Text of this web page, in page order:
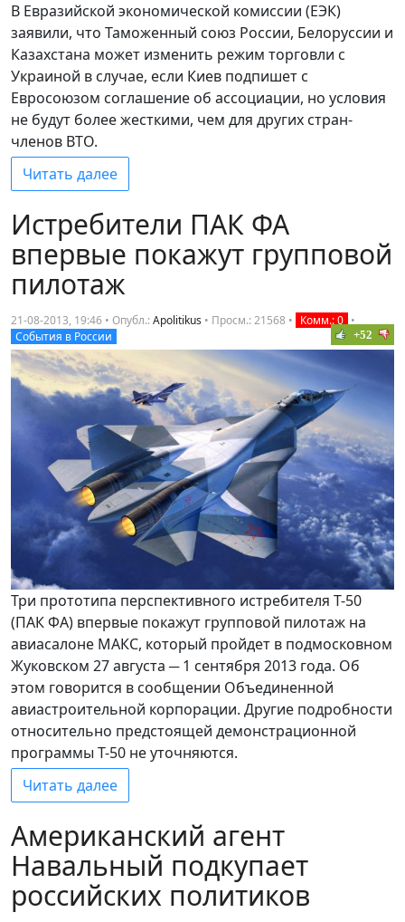
В Евразийской экономической комиссии (ЕЭК)
заявили, что Таможенный союз России, Белоруссии и
Казахстана может изменить режим торговли с
Украиной в случае, если Киев подпишет с
Евросоюзом соглашение об ассоциации, но условия
не будут более жесткими, чем для других стран-
членов ВТО.
Читать далее
Истребители ПАК ФА
впервые покажут групповой
пилотаж
21-08-2013, 19:46 • Опубл.:Apolitikus • Просм.: 21568 • Комм.: 0 •
События в России
+52
Три прототипа перспективного истребителя Т-50
(ПАК ФА) впервые покажут групповой пилотаж на
авиасалоне МАКС, который пройдет в подмосковном
Жуковском 27 августа ─ 1 сентября 2013 года. Об
этом говорится в сообщении Объединенной
авиастроительной корпорации. Другие подробности
относительно предстоящей демонстрационной
программы Т-50 не уточняются.
Читать далее
Американский агент
Навальный подкупает
российских политиков